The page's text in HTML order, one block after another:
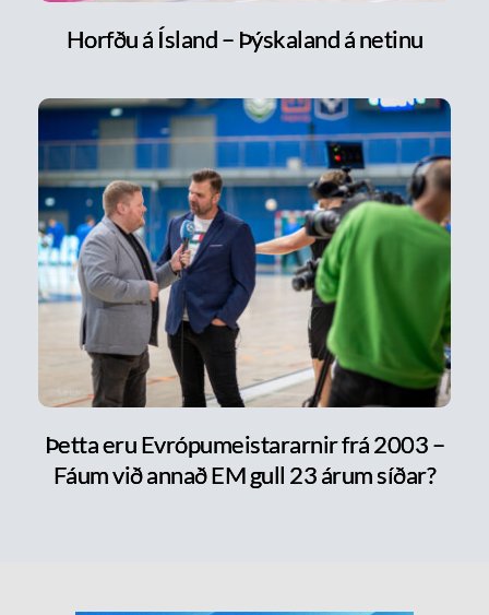
Horfðu á Ísland – Þýskaland á netinu
Þetta eru Evrópumeistararnir frá 2003 –
Fáum við annað EM gull 23 árum síðar?